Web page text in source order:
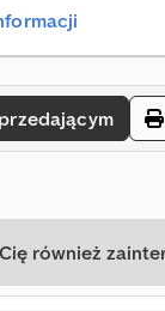
również